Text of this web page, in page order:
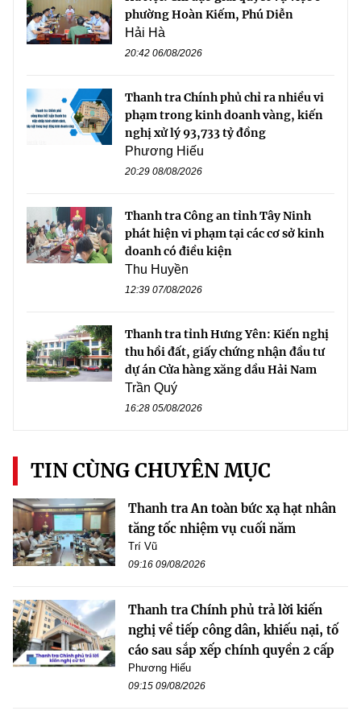
phường Hoàn Kiếm, Phú Diễn
Hải Hà
20:42 06/08/2026
Thanh tra Chính phủ chỉ ra nhiều vi
phạm trong kinh doanh vàng, kiến
nghị xử lý 93,733 tỷ đồng
Phương Hiếu
20:29 08/08/2026
Thanh tra Công an tỉnh Tây Ninh
phát hiện vi phạm tại các cơ sở kinh
doanh có điều kiện
Thu Huyền
12:39 07/08/2026
Thanh tra tỉnh Hưng Yên: Kiến nghị
thu hồi đất, giấy chứng nhận đầu tư
dự án Cửa hàng xăng dầu Hải Nam
Trần Quý
16:28 05/08/2026
TIN CÙNG CHUYÊN MỤC
Thanh tra An toàn bức xạ hạt nhân
tăng tốc nhiệm vụ cuối năm
Trí Vũ
09:16 09/08/2026
Thanh tra Chính phủ trả lời kiến
nghị về tiếp công dân, khiếu nại, tố
cáo sau sắp xếp chính quyền 2 cấp
Phương Hiếu
09:15 09/08/2026